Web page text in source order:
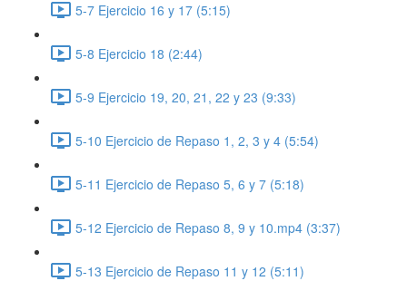
5-7 Ejercicio 16 y 17 (5:15)
5-8 Ejercicio 18 (2:44)
5-9 Ejercicio 19, 20, 21, 22 y 23 (9:33)
5-10 Ejercicio de Repaso 1, 2, 3 y 4 (5:54)
5-11 Ejercicio de Repaso 5, 6 y 7 (5:18)
5-12 Ejercicio de Repaso 8, 9 y 10.mp4 (3:37)
5-13 Ejercicio de Repaso 11 y 12 (5:11)